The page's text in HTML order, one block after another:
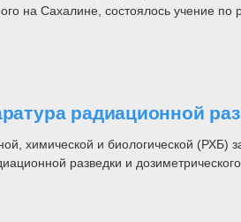
на Сахалине, состоялось учение по
радиационной
химической и биологической (РХБ)
разведки и